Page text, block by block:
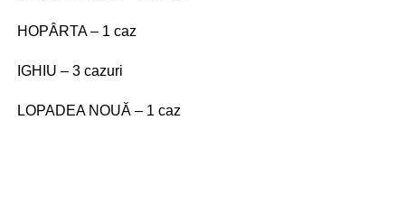
HOPÂRTA – 1 caz
IGHIU – 3 cazuri
LOPADEA NOUĂ – 1 caz